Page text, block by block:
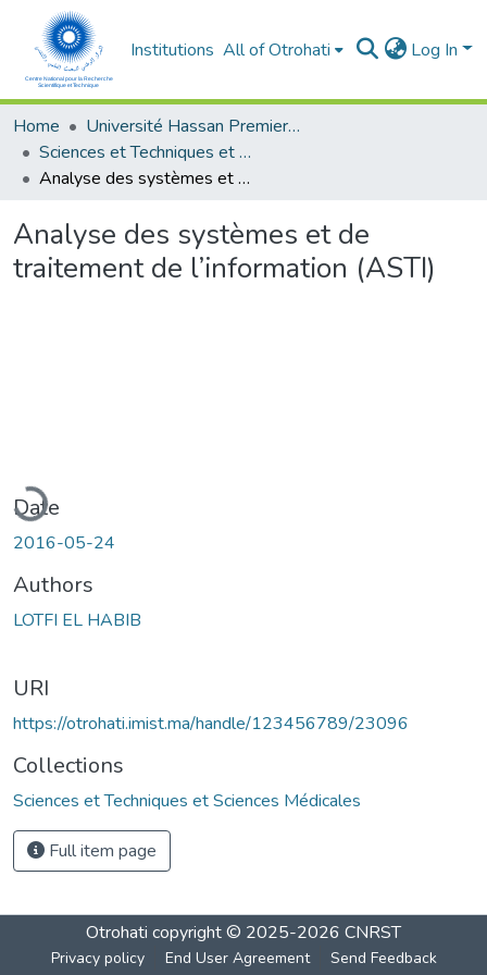
Institutions All of Otrohati Log In
Home
Université Hassan Premier- Settat
Sciences et Techniques et Sciences Médicales
Analyse des systèmes et de traitement de l’information (ASTI)
Analyse des systèmes et de
traitement de l’information (ASTI)
Date
2016-05-24
Authors
LOTFI EL HABIB
URI
https://otrohati.imist.ma/handle/123456789/23096
Collections
Sciences et Techniques et Sciences Médicales
Full item page
Otrohati copyright © 2025-2026 CNRST
Privacy policy End User Agreement Send Feedback